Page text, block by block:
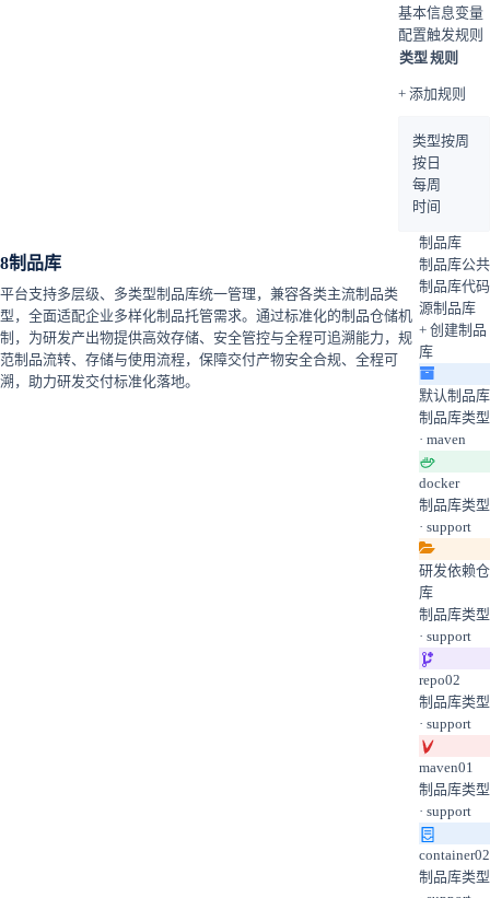
基本信息变量
配置触发规则
类型规则
+ 添加规则
类型按周
按日
每周
时间
8制品库
平台支持多层级、多类型制品库统一管理，兼容各类主流制品类
型，全面适配企业多样化制品托管需求。通过标准化的制品仓储机
制，为研发产出物提供高效存储、安全管控与全程可追溯能力，规
范制品流转、存储与使用流程，保障交付产物安全合规、全程可
溯，助力研发交付标准化落地。
制品库
制品库公共
制品库代码
源制品库
+ 创建制品
库
默认制品库
制品库类型
· maven
docker
制品库类型
· support
研发依赖仓
库
制品库类型
· support
repo02
制品库类型
· support
maven01
制品库类型
· support
container02
制品库类型